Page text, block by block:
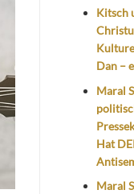
Kitsch
Dan –
Maral
Hat
Maral